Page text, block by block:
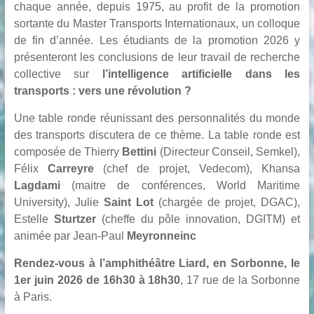
chaque année, depuis 1975, au profit de la promotion
sortante du Master Transports Internationaux, un colloque
de fin d’année. Les étudiants de la promotion 2026 y
présenteront les conclusions de leur travail de recherche
collective sur
l’intelligence artificielle dans les
transports : vers une révolution ?
Une table ronde réunissant des personnalités du monde
des transports discutera de ce thème. La table ronde est
composée de Thierry Bettini (Directeur Conseil, Semkel),
Félix Carreyre (chef de projet, Vedecom), Khansa
Lagdami (maitre de conférences, World Maritime
University), Julie Saint Lot (chargée de projet, DGAC),
Estelle Sturtzer(cheffe du pôle innovation, DGITM) et
animée par Jean-Paul
Meyronneinc
Rendez-vous à l’amphithéâtre Liard, en Sorbonne, le
1er juin 2026 de 16h30 à 18h30, 17 rue de la Sorbonne
à Paris.